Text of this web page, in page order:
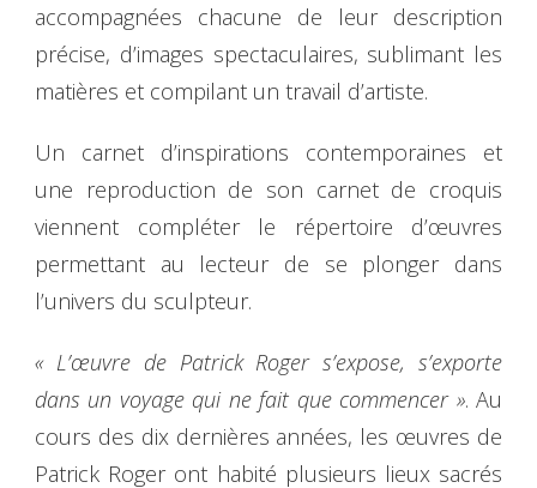
accompagnées chacune de leur description
précise, d’images spectaculaires, sublimant les
matières et compilant un travail d’artiste.
Un carnet d’inspirations contemporaines et
une reproduction de son carnet de croquis
viennent compléter le répertoire d’œuvres
permettant au lecteur de se plonger dans
l’univers du sculpteur.
« L’œuvre de Patrick Roger s’expose, s’exporte
dans un voyage qui ne fait que commencer ». Au
cours des dix dernières années, les œuvres de
Patrick Roger ont habité plusieurs lieux sacrés